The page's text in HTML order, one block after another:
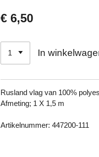
€ 6,50
In
Rusland vlag van 100%
Afmeting; 1 X 1,5 m
Artikelnummer: 447200-111